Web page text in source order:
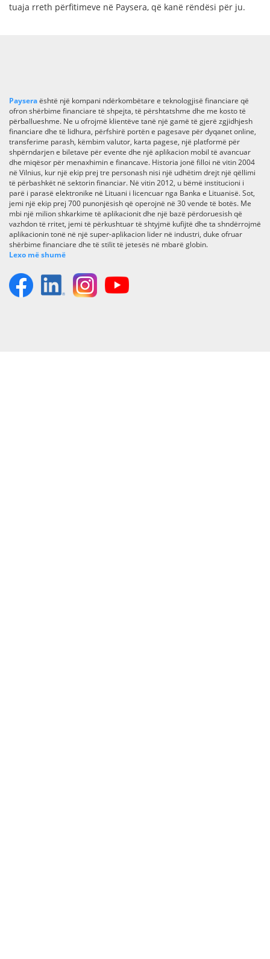
tuaja rreth përfitimeve në Paysera, që kanë rëndësi për ju.
Payseraështë një kompani ndërkombëtare e teknologjisë financiare që
ofron shërbime financiare të shpejta, të përshtatshme dhe me kosto të
përballueshme. Ne u ofrojmë klientëve tanë një gamë të gjerë zgjidhjesh
financiare dhe të lidhura, përfshirë portën e pagesave për dyqanet online,
transferime parash, këmbim valutor, karta pagese, një platformë për
shpërndarjen e biletave për evente dhe një aplikacion mobil të avancuar
dhe miqësor për menaxhimin e financave. Historia jonë filloi në vitin 2004
në Vilnius, kur një ekip prej tre personash nisi një udhëtim drejt një qëllimi
të përbashkët në sektorin financiar. Në vitin 2012, u bëmë institucioni i
parë i parasë elektronike në Lituani i licencuar nga Banka e Lituanisë. Sot,
jemi një ekip prej 700 punonjësish që operojnë në 30 vende të botës. Me
mbi një milion shkarkime të aplikacionit dhe një bazë përdoruesish që
vazhdon të rritet, jemi të përkushtuar të shtyjmë kufijtë dhe ta shndërrojmë
aplikacionin tonë në një super-aplikacion lider në industri, duke ofruar
shërbime financiare dhe të stilit të jetesës në mbarë globin.
Lexo më shumë